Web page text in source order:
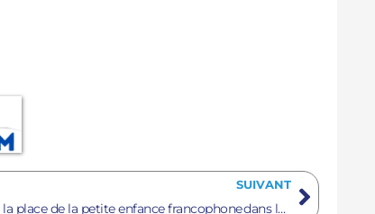
SUIVANT
Quelle est la place de la petite enfance francophone dans la francophonie?
Suivant